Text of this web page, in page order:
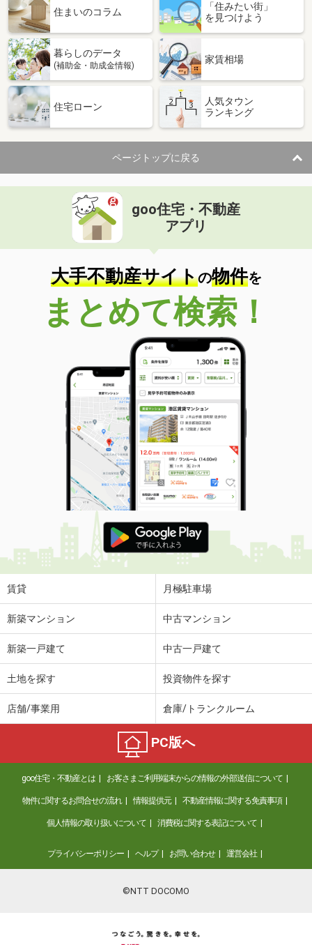
価 格
4,390万円
沖縄県宜野湾市嘉数２丁目
建物面積 87.56m²
土地面積
103.11m²
沖縄県名護市宮里７丁目
7,500万円
住 所
沖縄県名護市宮里７丁目
建物面積 188.42m²
土地面積 444.09m²
住まいのコラム
「住みたい街」
を見つけよう
暮らしのデータ
(補助金・助成金情報)
家賃相場
住宅ローン
人気タウン
ランキング
ページトップに戻る
goo住宅・不動産
アプリ
大手不動産サイトの物件を
まとめて検索！
賃貸 月極駐車場
新築マンション 中古マンション
新築一戸建て 中古一戸建て
土地を探す 投資物件を探す
店舗/事業用 倉庫/トランクルーム
PC版へ
goo住宅・不動産とは お客さまご利用端末からの情報の外部送信について
物件に関するお問合せの流れ 情報提供元 不動産情報に関する免責事項
個人情報の取り扱いについて 消費税に関する表記について
プライバシーポリシー ヘルプ お問い合わせ 運営会社
©NTT DOCOMO